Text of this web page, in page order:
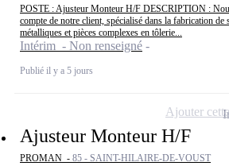
POSTE : Ajusteur Monteur H/F DESCRIPTION :
compte de notre client, spécialisé dans la fabrication de
métalliques et pièces complexes en tôlerie...
Intérim - Non renseigné
Publié il y a 5 jours
Ajusteur Monteur H/F
PROMAN - 85 - SAINT-HILAIRE-DE-VOUST
Ajouter